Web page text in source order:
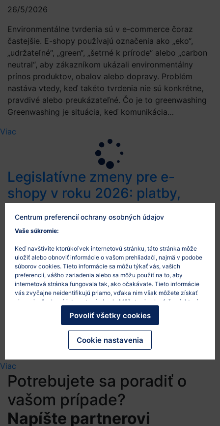
26/5/2026
Environmentálne tvrdenia sú v e-commerce čoraz
častejšie. E-shopy používajú označenia ako „eko“,
„udržateľné“, „green“, „šetrné k prírode“ alebo „carbon
neutral“, aby zákazníkom ukázali environmentálny
prínos produktov, obalov alebo dopravy. Problém
nastáva vtedy, keď takéto tvrdenia nie sú konkrétne,
pravdivé alebo preukázateľné. Čo je to greenwashing
Greenwashing je situácia, keď komunikácia…
Viac
Legislatívne zmeny pre e-
shopy v roku 2026: platby,
marketing
26/5/2026
Rok 2026 prinesie e-shopom viacero praktických
legislatívnych tém. Najviac sa dotknú tých, ktorí majú
osobný odber, používajú environmentálne tvrdenia,
spolupracujú s influencermi, využívajú AI nástroje
alebo riešia balenie zásielok vo väčšom objeme.
Bezhotovostné platby a eKasa E-shopy by si mali
preveriť, či prijímajú tržby na predajnom mieste a či
Viac
Potrebujete sa poradiť o
vašom prípade?
Napíšte partnerovi
Centrum preferencií ochrany osobných údajov
Vaše súkromie:
Keď navštívite ktorúkoľvek internetovú stránku, táto stránka môže
uložiť alebo obnoviť informácie o vašom prehliadači, najmä v podobe
súborov cookies. Tieto informácie sa môžu týkať vás, vašich
preferencií, vášho zariadenia alebo sa môžu použiť na to, aby
internetová stránka fungovala tak, ako očakávate. Tieto informácie
vás zvyčajne neidentifikujú priamo, vďaka nim však môžete získať
viac prispôsobený internetový obsah. Môžete si vybrať, že niektoré
typy súborov cookies nepovolíte. Po kliknutí na nadpisy rôznych
kategórií sa dozviete viac a zmeníte svoje predvolené nastavenia.
Mali by ste však vedieť, že blokovanie niektorých súborov cookies
môže ovplyvniť vašu skúsenosť so stránkou a služby, ktoré vám
Cookie nastavenia
Povoliť všetky cookies